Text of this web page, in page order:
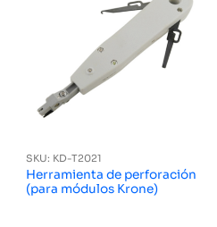
SKU: KD-T2021
Herramienta de perforación
(para módulos Krone)